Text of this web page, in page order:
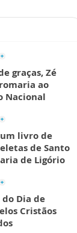
graças, Zé
ao
Nacional
livro de
de Santo
de Ligório
Dia de
Cristãos